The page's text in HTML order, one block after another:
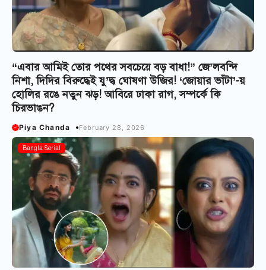
“এবার আমিই তোর পথের সবচেয়ে বড় বাধা!” জে’লবন্দি
নিশা, দিদির বিরুদ্ধেই যু’দ্ধ ঘোষণা উজির! ‘জোয়ার ভাঁটা’-য়
হোলির রঙে নতুন ঝড়! আবিরে ঢাকা রাগ, সম্পর্কে কি
চিরভাঙন?
Piya Chanda February 28, 2026
Bangla Serial